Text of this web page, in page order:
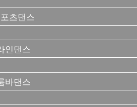
츠댄스
인댄스
바댄스